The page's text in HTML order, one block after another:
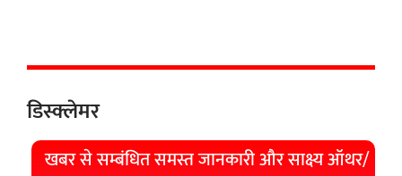
डिस्क्लेमर
खबर से सम्बंधित समस्त जानकारी और साक्ष्य ऑथर/